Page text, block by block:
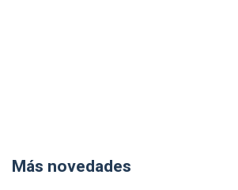
Más novedades